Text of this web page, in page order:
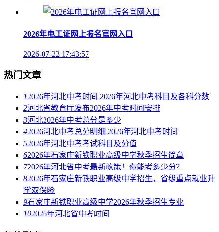
2026年电工证网上报名官网入口
2026-07-22 17:43:57
热门文章
12026年河北中考时间 2026年河北中考科目及各科分数
2河北省教育厅发布2026年中考时间安排
3河北2026年中考总分是多少
42026河北中考总分明细 2026年河北中考时间
52026年河北中考考试科目及分值
62026年石家庄新铁职业高级中学秋季招生简章
72026年河北省中考最新政策！你能考多少分？
82026年石家庄新铁职业高级中学招生，省级重点就业升
学双保险
9石家庄新铁职业高级中学2026年秋季招生专业
102026年河北省中考时间